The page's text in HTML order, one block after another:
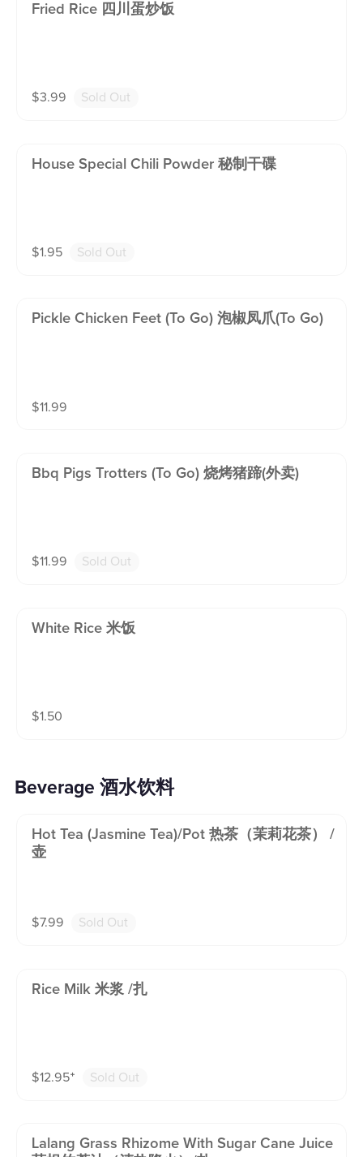
Fried Rice 四川蛋炒饭
$3.99 Sold Out
House Special Chili Powder 秘制干碟
$1.95 Sold Out
Pickle Chicken Feet (to Go) 泡椒凤爪(To Go)
$11.99
Bbq Pigs Trotters (to Go) 烧烤猪蹄(外卖)
$11.99 Sold Out
White Rice 米饭
$1.50
Beverage 酒水饮料
Hot Tea (jasmine Tea)/pot 热茶（茉莉花茶） /
壶
$7.99 Sold Out
Rice Milk 米浆 /扎
$12.95⁺ Sold Out
Lalang Grass Rhizome With Sugar Cane Juice